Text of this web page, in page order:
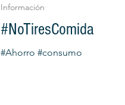
#NoTiresComida
#Ahorro #consumo
Información